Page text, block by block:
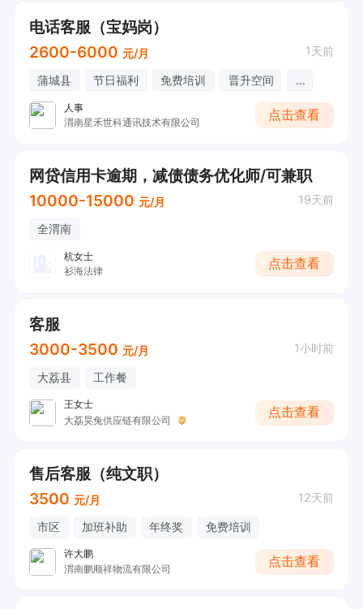
电话客服（宝妈岗）
2600-6000 元/月 1天前
蒲城县 节日福利 免费培训 晋升空间 ...
人事
渭南星禾世科通讯技术有限公司
点击查看
网贷信用卡逾期，减债债务优化师/可兼职
10000-15000 元/月 19天前
全渭南
杭女士
衫海法律
点击查看
客服
3000-3500 元/月 1小时前
大荔县 工作餐
王女士
大荔昊兔供应链有限公司
点击查看
售后客服（纯文职）
3500 元/月 12天前
市区 加班补助 年终奖 免费培训
许大鹏
渭南鹏顺祥物流有限公司
点击查看